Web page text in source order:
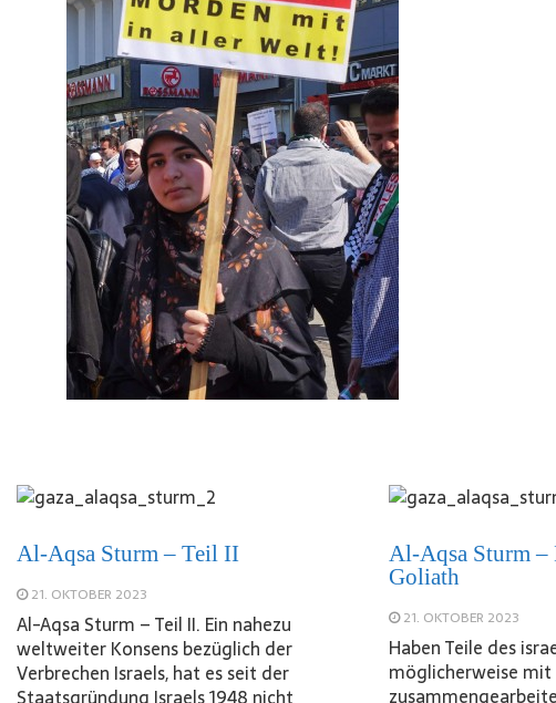
Al-Aqsa Sturm – Teil II
21. OKTOBER 2023
Al-Aqsa Sturm – Teil II. Ein nahezu
weltweiter Konsens bezüglich der
Verbrechen Israels, hat es seit der
Al-Aqsa Sturm –
Goliath
21. OKTOBER 2023
Haben Teile des
möglicherweise mit